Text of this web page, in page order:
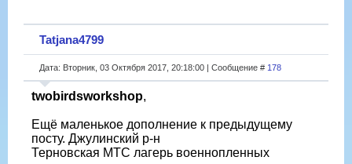
Tatjana4799
Дата: Вторник, 03 Октября 2017, 20:18:00 | Сообщение # 178
twobirdsworkshop,
Ещё маленькое дополнение к предыдущему
посту. Джулинский р-н
Терновская МТС лагерь военнопленных